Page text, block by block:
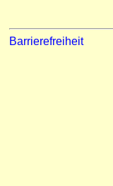
Barrierefreiheit